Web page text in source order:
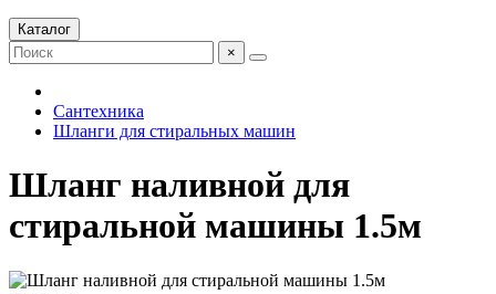
Каталог
×
Сантехника
Шланги для стиральных машин
Шланг наливной для
стиральной машины 1.5м